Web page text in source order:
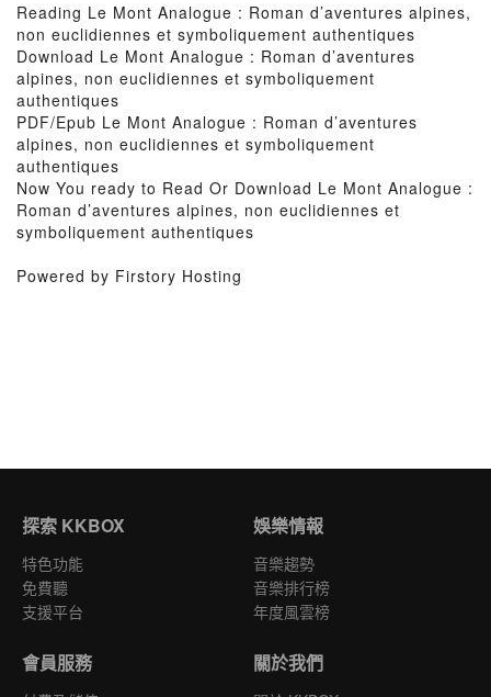
Reading Le Mont Analogue : Roman d’aventures alpines,
non euclidiennes et symboliquement authentiques
Download Le Mont Analogue : Roman d’aventures
alpines, non euclidiennes et symboliquement
authentiques
PDF/Epub Le Mont Analogue : Roman d’aventures
alpines, non euclidiennes et symboliquement
authentiques
Now You ready to Read Or Download Le Mont Analogue :
Roman d’aventures alpines, non euclidiennes et
symboliquement authentiques
Powered by Firstory Hosting
探索 KKBOX
特色功能
免費聽
支援平台
娛樂情報
音樂趨勢
音樂排行榜
年度風雲榜
會員服務 關於我們